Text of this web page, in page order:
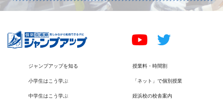
ジャンプアップを知る 授業料・時間割
小学生はこう学ぶ 「ネット」で個別授業
中学生はこう学ぶ 姪浜校の校舎案内